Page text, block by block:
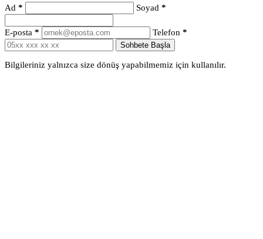
Ad * Soyad *
E-posta * Telefon *
Sohbete Başla
Bilgileriniz yalnızca size dönüş yapabilmemiz için kullanılır.